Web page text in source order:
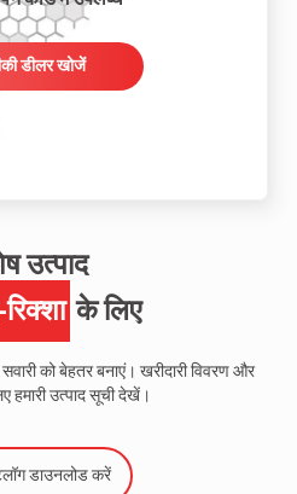
डीलर खोजें
उत्पाद
के लिए
को बेहतर बनाएं। खरीदारी विवरण और
हमारी उत्पाद सूची देखें।
डाउनलोड करें